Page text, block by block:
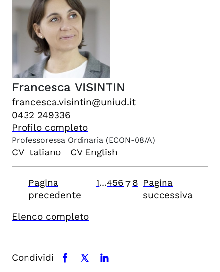
Francesca VISINTIN
francesca.visintin@uniud.it
0432 249336
Profilo completo
Professoressa Ordinaria (ECON-08/A)
CV Italiano CV English
Pagina
precedente
1...45678 Pagina
successiva
Elenco completo
Condividi facebookx.comlinkedin